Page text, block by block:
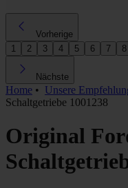
Vorherige
1
2 3 4 5 6 7 8
Nächste
Home • Unsere
Schaltgetriebe 1001238
Original